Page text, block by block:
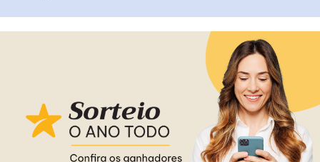
Facilidades
Horários
Entretenimento